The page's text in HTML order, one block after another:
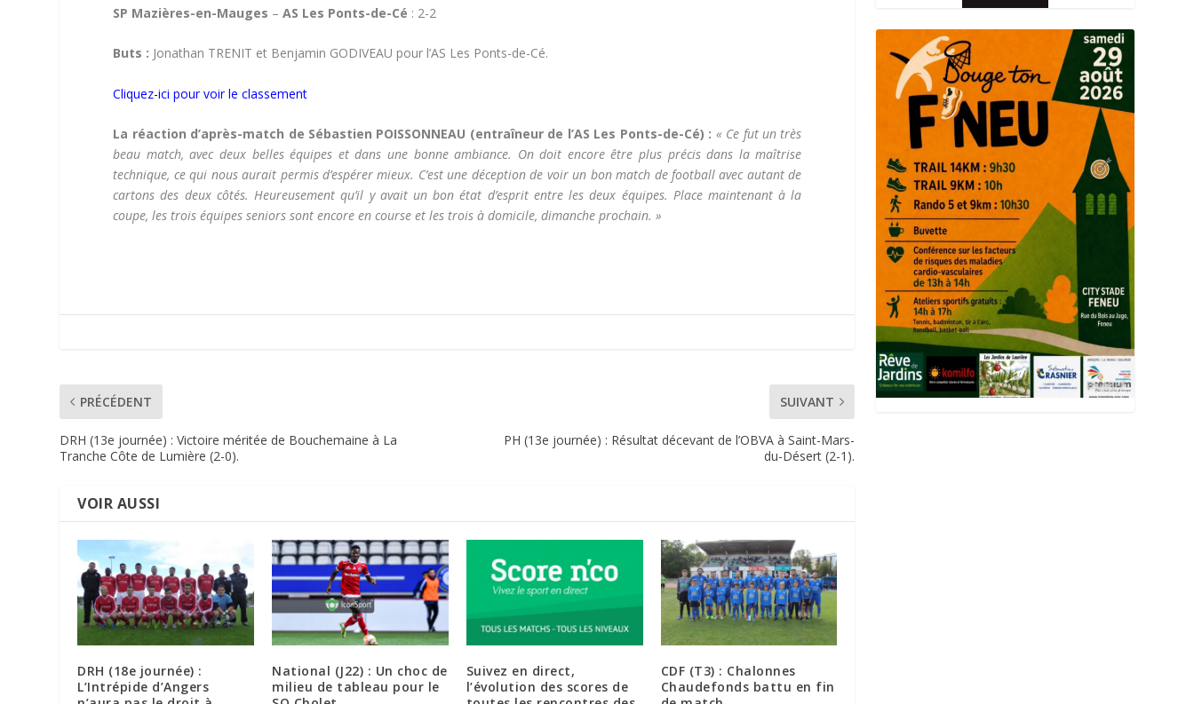
SP Mazières-en-Mauges – AS Les Ponts-de-Cé : 2-2
Buts : Jonathan TRENIT et Benjamin GODIVEAU pour l’AS Les Ponts-de-Cé.
Cliquez-ici pour voir le classement
La réaction d’après-match de Sébastien POISSONNEAU (entraîneur de l’AS Les Ponts-de-Cé) : « Ce fut un très
beau match, avec deux belles équipes et dans une bonne ambiance. On doit encore être plus précis dans la maîtrise
technique, ce qui nous aurait permis d’espérer mieux. C’est une déception de voir un bon match de football avec autant de
cartons des deux côtés. Heureusement qu’il y avait un bon état d’esprit entre les deux équipes. Place maintenant à la
coupe, les trois équipes seniors sont encore en course et les trois à domicile, dimanche prochain. »
PRÉCÉDENT
DRH (13e journée) : Victoire méritée de Bouchemaine à La
Tranche Côte de Lumière (2-0).
SUIVANT
PH (13e journée) : Résultat décevant de l’OBVA à Saint-Mars-
du-Désert (2-1).
VOIR AUSSI
DRH (18e journée) :
L’Intrépide d’Angers
National (J22) : Un choc de
milieu de tableau pour le
Suivez en direct,
l’évolution des scores de
CDF (T3) : Chalonnes
Chaudefonds battu en fin